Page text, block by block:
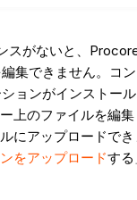
スがないと、
集できません。コ
ョンがインストー
上のファイルを編
にアップロードで
をアップロードす